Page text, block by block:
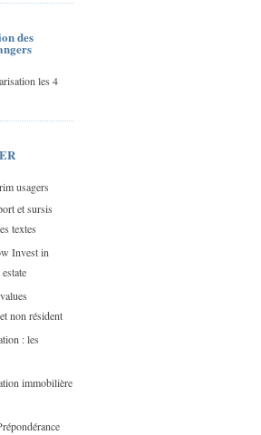
des
les 4
usagers
et sursis
textes
Invest in
non résident
: les
immobilière